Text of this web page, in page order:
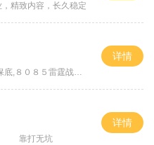
精致内容，长久稳定
８０８５雷霆战神微变
详情
靠打无坑
详情